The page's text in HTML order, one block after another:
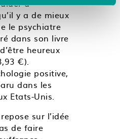
à
y a de mieux
le psychiatre
dans son livre
heureux
€).
positive,
dans les
Etats-Unis.
sur l’idée
de faire